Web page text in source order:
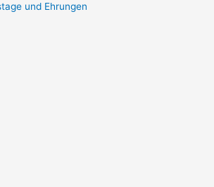
und Ehrungen